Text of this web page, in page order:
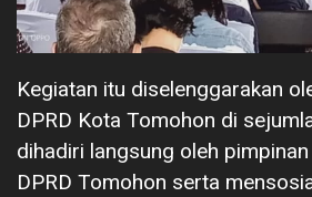
Kegiatan itu diselenggarakan
DPRD Kota Tomohon di
dihadiri langsung oleh
DPRD Tomohon serta